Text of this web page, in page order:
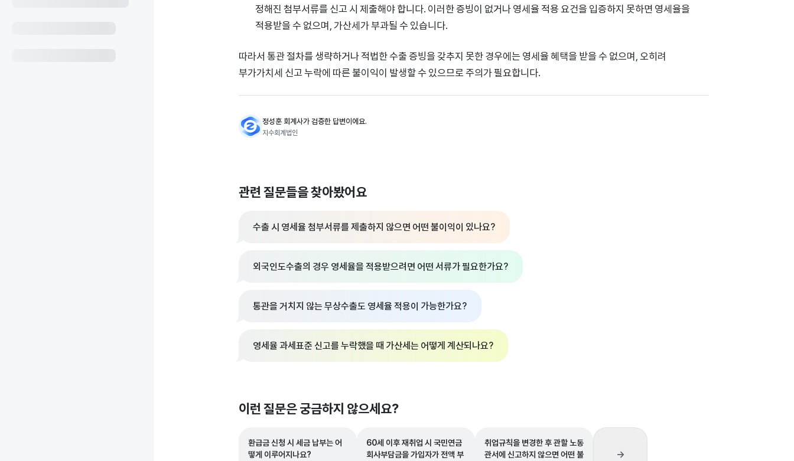
정해진 첨부서류를 신고 시 제출해야 합니다. 이러한 증빙이 없거나 영세율 적용 요건을 입증하지 못하면 영세율을
적용받을 수 없으며, 가산세가 부과될 수 있습니다.
따라서 통관 절차를 생략하거나 적법한 수출 증빙을 갖추지 못한 경우에는 영세율 혜택을 받을 수 없으며, 오히려
부가가치세 신고 누락에 따른 불이익이 발생할 수 있으므로 주의가 필요합니다.
정성훈 회계사가 검증한 답변이에요.
지수회계법인
관련 질문들을 찾아봤어요
수출 시 영세율 첨부서류를 제출하지 않으면 어떤 불이익이 있나요?
외국인도수출의 경우 영세율을 적용받으려면 어떤 서류가 필요한가요?
통관을 거치지 않는 무상수출도 영세율 적용이 가능한가요?
영세율 과세표준 신고를 누락했을 때 가산세는 어떻게 계산되나요?
이런 질문은 궁금하지 않으세요?
환급금 신청 시 세금 납부는 어
떻게 이루어지나요?
60세 이후 재취업 시 국민연금
회사부담금을 가입자가 전액 부
취업규칙을 변경한 후 관할 노동
관서에 신고하지 않으면 어떤 불
→